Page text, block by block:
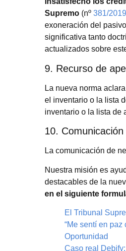
Supremo (nº 381/2019
exoneración del
significativa tanto
actualizados sobre
9. Recurso de
La nueva norma
el inventario o la lista
inventario o la lista de
10.
La comunicación de
Nuestra misión es
destacables de la
en el siguiente
El Tribunal
“Me sentí en
Oportunidad
Caso real